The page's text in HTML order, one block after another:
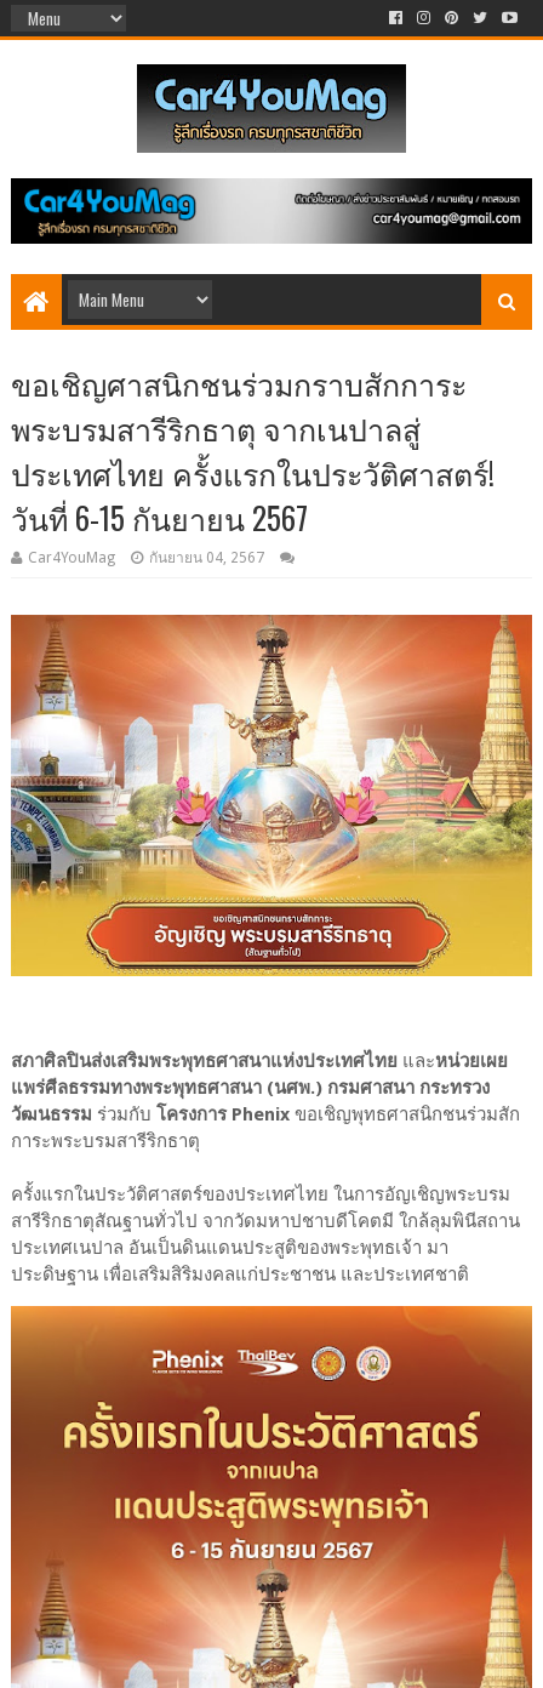
ขอเชิญศาสนิกชนร่วมกราบสักการะ
พระบรมสารีริกธาตุ จากเนปาลสู่
ประเทศไทย ครั้งแรกในประวัติศาสตร์!
วันที่ 6-15 กันยายน 2567
Car4YouMag กันยายน 04, 2567
สภาศิลปินส่งเสริมพระพุทธศาสนาแห่งประเทศไทย และหน่วยเผย
แพร่ศีลธรรมทางพระพุทธศาสนา (นศพ.) กรมศาสนา กระทรวง
วัฒนธรรม ร่วมกับ โครงการ Phenixขอเชิญพุทธศาสนิกชนร่วมสัก
การะพระบรมสารีริกธาตุ
ครั้งแรกในประวัติศาสตร์ของประเทศไทย ในการอัญเชิญพระบรม
สารีริกธาตุสัณฐานทั่วไป จากวัดมหาปชาบดีโคตมี ใกล้ลุมพินีสถาน
ประเทศเนปาล อันเป็นดินแดนประสูติของพระพุทธเจ้า มา
ประดิษฐาน เพื่อเสริมสิริมงคลแก่ประชาชน และประเทศชาติ